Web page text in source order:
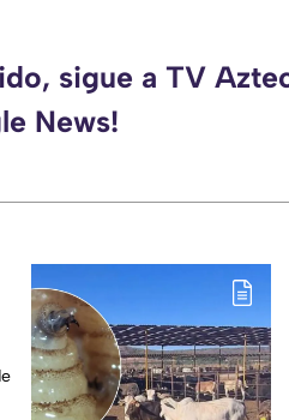
sigue a TV
News!